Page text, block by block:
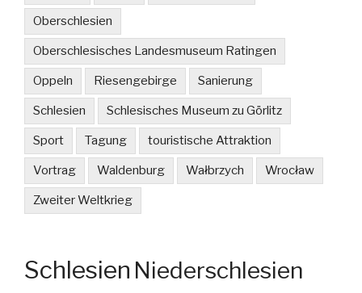
Oberschlesien
Oberschlesisches Landesmuseum Ratingen
Oppeln Riesengebirge Sanierung
Schlesien Schlesisches Museum zu Görlitz
Sport Tagung touristische Attraktion
Vortrag Waldenburg Wałbrzych Wrocław
Zweiter Weltkrieg
Schlesien Niederschlesien